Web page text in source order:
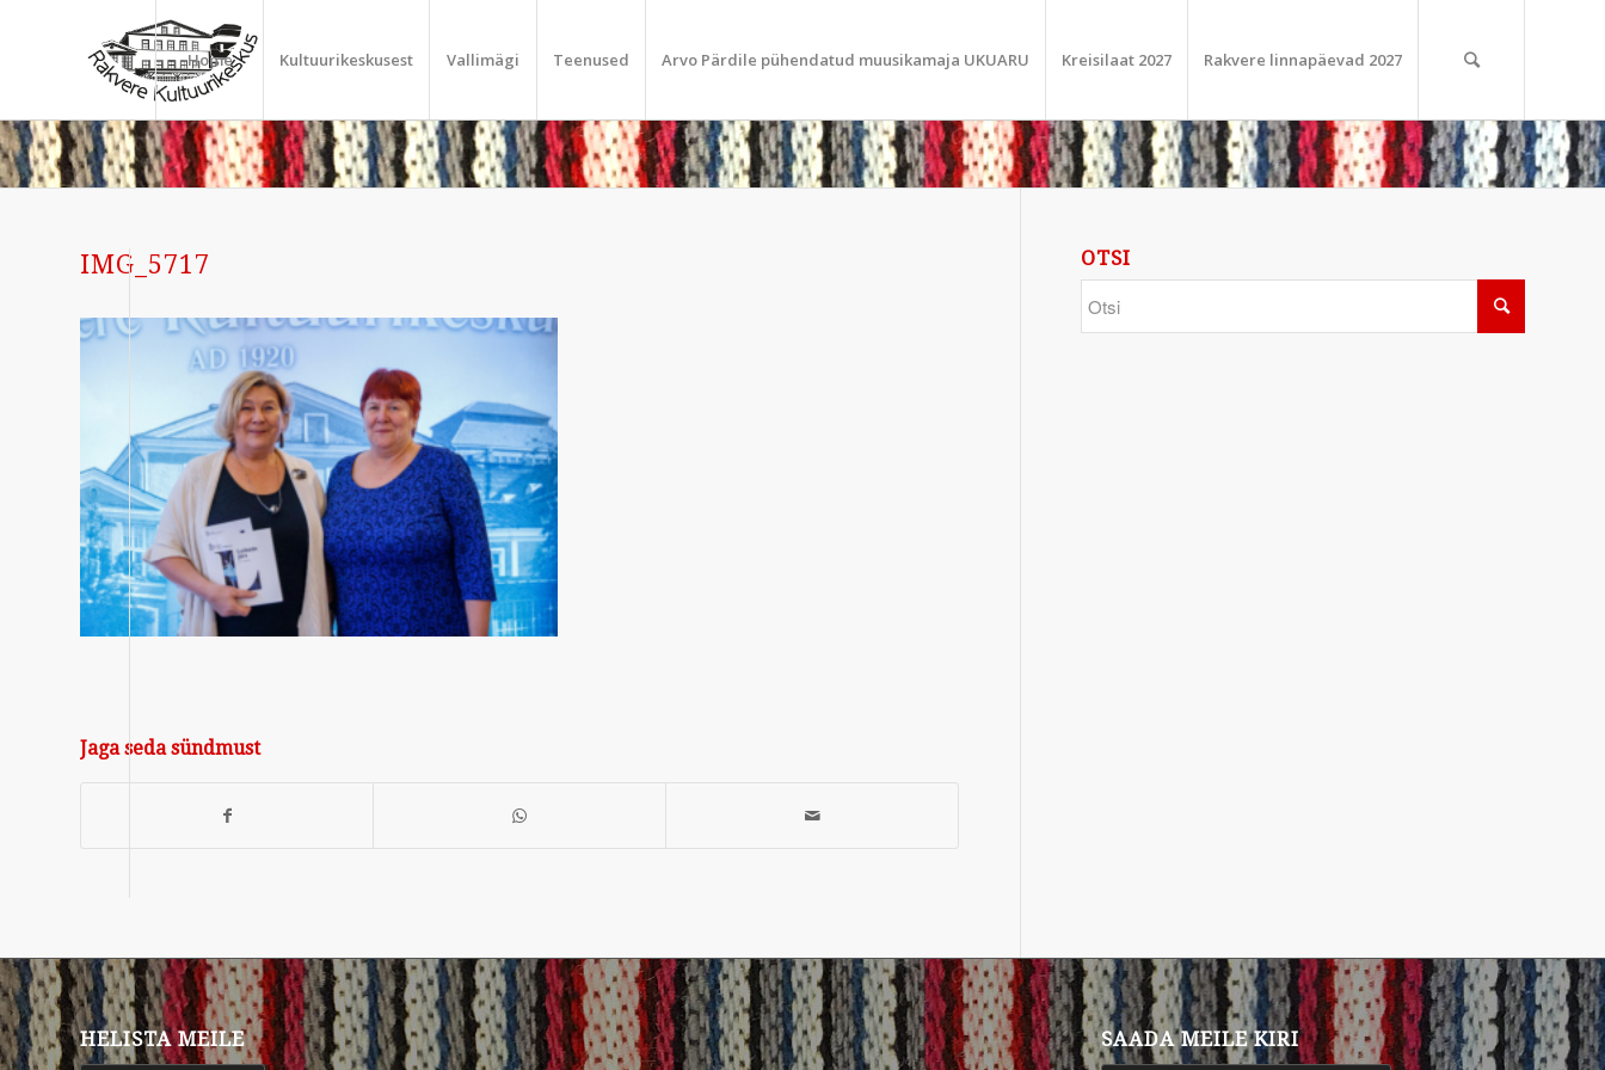
Home Kultuurikeskusest Vallimägi Teenused Arvo Pärdile pühendatud muusikamaja UKUARU Kreisilaat 2027 Rakvere linnapäevad 2027
IMG_5717
Jaga seda sündmust
OTSI
HELISTA MEILE SAADA MEILE KIRI